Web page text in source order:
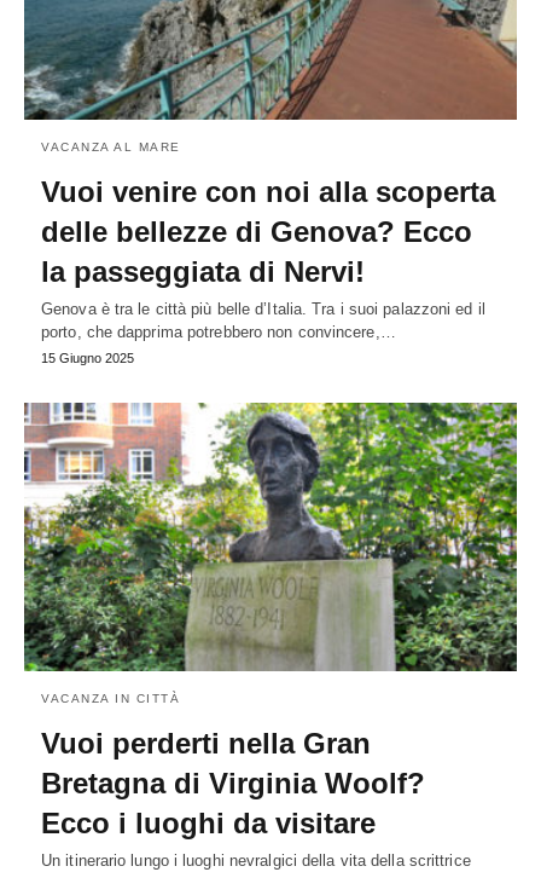
VACANZA AL MARE
Vuoi venire con noi alla scoperta
delle bellezze di Genova? Ecco
la passeggiata di Nervi!
Genova è tra le città più belle d’Italia. Tra i suoi palazzoni ed il
porto, che dapprima potrebbero non convincere,…
15 Giugno 2025
VACANZA IN CITTÀ
Vuoi perderti nella Gran
Bretagna di Virginia Woolf?
Ecco i luoghi da visitare
Un itinerario lungo i luoghi nevralgici della vita della scrittrice